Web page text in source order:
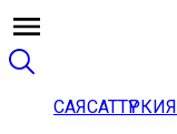
САЯСАТТҮРКИЯ